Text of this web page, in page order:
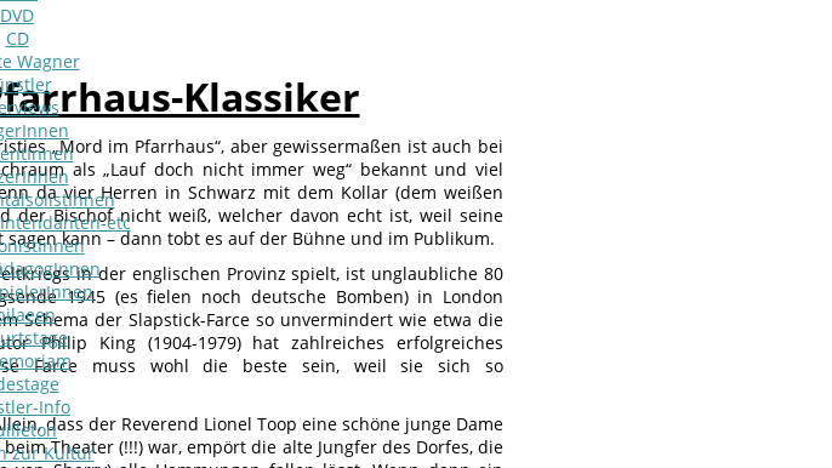
DVD
CD
Wagner
etc
Info
zur Kultur
Klassiker
„Mord im Pfarrhaus“, aber gewissermaßen ist auch bei
als „Lauf doch nicht immer weg“ bekannt und viel
da vier Herren in Schwarz mit dem Kollar (dem weißen
der Bischof nicht weiß, welcher davon echt ist, weil seine
kann – dann tobt es auf der Bühne und im Publikum.
in der englischen Provinz spielt, ist unglaubliche 80
1945 (es fielen noch deutsche Bomben) in London
Schema der Slapstick-Farce so unvermindert wie etwa die
Philip King (1904-1979) hat zahlreiches erfolgreiches
Farce muss wohl die beste sein, weil sie sich so
dass der Reverend Lionel Toop eine schöne junge Dame
Theater (!!!) war, empört die alte Jungfer des Dorfes, die